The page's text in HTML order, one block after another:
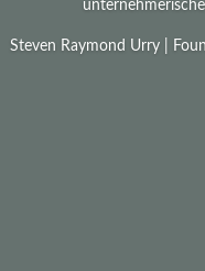
Steven Raymond Urry |